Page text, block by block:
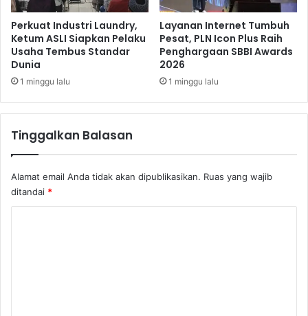
a
j
a
r
s
i
T
u
r
u
n
P
C
1
1
Perkuat Industri Laundry,
Ketum ASLI Siapkan Pelaku
Usaha Tembus Standar
Dunia
1 minggu lalu
Layanan Internet Tumbuh
Pesat, PLN Icon Plus Raih
Penghargaan SBBI Awards
2026
1 minggu lalu
Tinggalkan Balasan
Alamat email Anda tidak akan dipublikasikan. Ruas yang wajib
ditandai *